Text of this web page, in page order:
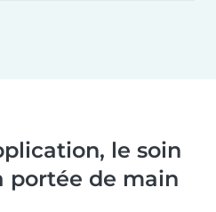
le soin
portée de main